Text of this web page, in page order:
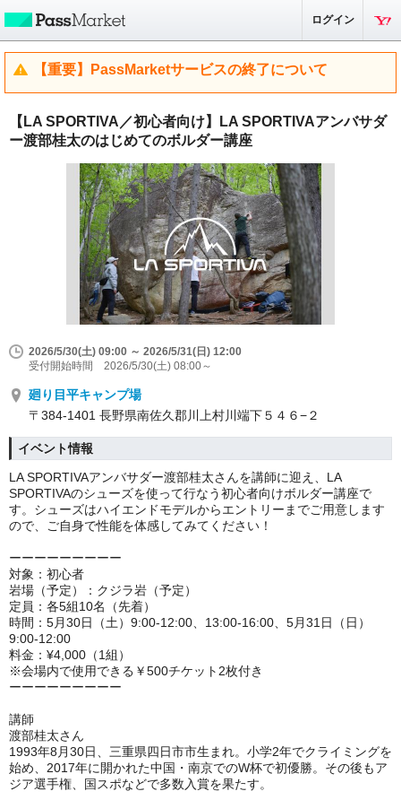
ログイン
【重要】PassMarketサービスの終了について
【LA SPORTIVA／初心者向け】LA SPORTIVAアンバサダ
ー渡部桂太のはじめてのボルダー講座
2026/5/30(土) 09:00 ～ 2026/5/31(日) 12:00
受付開始時間 2026/5/30(土) 08:00～
廻り目平キャンプ場
〒384-1401 長野県南佐久郡川上村川端下５４６−２
イベント情報
LA SPORTIVAアンバサダー渡部桂太さんを講師に迎え、LA
SPORTIVAのシューズを使って行なう初心者向けボルダー講座で
す。シューズはハイエンドモデルからエントリーまでご用意します
ので、ご自身で性能を体感してみてください！
ーーーーーーーーー
対象：初心者
岩場（予定）：クジラ岩（予定）
定員：各5組10名（先着）
時間：5月30日（土）9:00-12:00、13:00-16:00、5月31日（日）
9:00-12:00
料金：¥4,000（1組）
※会場内で使用できる￥500チケット2枚付き
ーーーーーーーーー
講師
渡部桂太さん
1993年8月30日、三重県四日市市生まれ。小学2年でクライミングを
始め、2017年に開かれた中国・南京でのW杯で初優勝。その後もア
ジア選手権、国スポなどで多数入賞を果たす。